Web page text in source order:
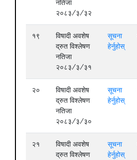
नतिजा
२०८३/३/३२
१९
विषादी अवशेष
द्रुत विश्लेषण
नतिजा
२०८३/३/३१
सूचना
हेर्नुहोस्
२०
विषादी अवशेष
द्रुत विश्लेषण
नतिजा
२०८३/३/३०
सूचना
हेर्नुहोस्
२१
विषादी अवशेष
द्रुत विश्लेषण
सूचना
हेर्नुहोस्